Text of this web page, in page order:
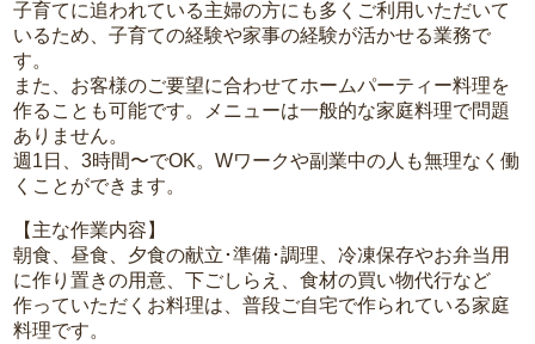
子育てに追われている主婦の方にも多くご利用いただいて
いるため、子育ての経験や家事の経験が活かせる業務で
す。
また、お客様のご要望に合わせてホームパーティー料理を
作ることも可能です。メニューは一般的な家庭料理で問題
ありません。
週1日、3時間〜でOK。Wワークや副業中の人も無理なく働
くことができます。
【主な作業内容】
朝食、昼食、夕食の献立･準備･調理、冷凍保存やお弁当用
に作り置きの用意、下ごしらえ、食材の買い物代行など
作っていただくお料理は、普段ご自宅で作られている家庭
料理です。